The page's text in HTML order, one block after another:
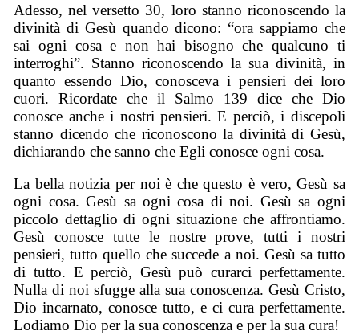
Adesso, nel versetto 30, loro stanno riconoscendo la
divinità di Gesù quando dicono: “ora sappiamo che
sai ogni cosa e non hai bisogno che qualcuno ti
interroghi”. Stanno riconoscendo la sua divinità, in
quanto essendo Dio, conosceva i pensieri dei loro
cuori. Ricordate che il Salmo 139 dice che Dio
conosce anche i nostri pensieri. E perciò, i discepoli
stanno dicendo che riconoscono la divinità di Gesù,
dichiarando che sanno che Egli conosce ogni cosa.
La bella notizia per noi è che questo è vero, Gesù sa
ogni cosa. Gesù sa ogni cosa di noi. Gesù sa ogni
piccolo dettaglio di ogni situazione che affrontiamo.
Gesù conosce tutte le nostre prove, tutti i nostri
pensieri, tutto quello che succede a noi. Gesù sa tutto
di tutto. E perciò, Gesù può curarci perfettamente.
Nulla di noi sfugge alla sua conoscenza. Gesù Cristo,
Dio incarnato, conosce tutto, e ci cura perfettamente.
Lodiamo Dio per la sua conoscenza e per la sua cura!